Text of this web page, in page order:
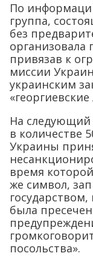
По
группа,
без
привязав к
миссии
украинским
На следующий
в количестве
Украины
время
же символ,
была
посольства».